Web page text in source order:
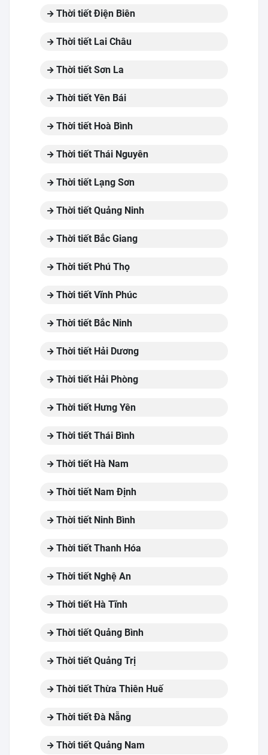
Thời tiết Điện Biên
Thời tiết Lai Châu
Thời tiết Sơn La
Thời tiết Yên Bái
Thời tiết Hoà Bình
Thời tiết Thái Nguyên
Thời tiết Lạng Sơn
Thời tiết Quảng Ninh
Thời tiết Bắc Giang
Thời tiết Phú Thọ
Thời tiết Vĩnh Phúc
Thời tiết Bắc Ninh
Thời tiết Hải Dương
Thời tiết Hải Phòng
Thời tiết Hưng Yên
Thời tiết Thái Bình
Thời tiết Hà Nam
Thời tiết Nam Định
Thời tiết Ninh Bình
Thời tiết Thanh Hóa
Thời tiết Nghệ An
Thời tiết Hà Tĩnh
Thời tiết Quảng Bình
Thời tiết Quảng Trị
Thời tiết Thừa Thiên Huế
Thời tiết Đà Nẵng
Thời tiết Quảng Nam